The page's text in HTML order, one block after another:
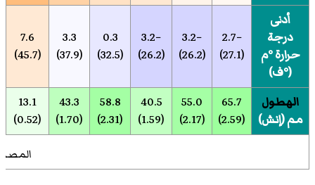
أدنى
درجة
حرارة °م
(°ف)
−2.7
(27.1)
−3.2
(26.2)
−3.2
(26.2)
0.3
(32.5)
3.3
(37.9)
7.6
(45.7)
الهطول
مم (إنش)
65.7
(2.59)
55.0
(2.17)
40.5
(1.59)
58.8
(2.31)
43.3
(1.70)
13.1
(0.52)